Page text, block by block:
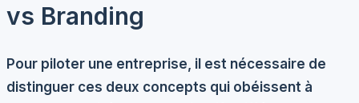
vs Branding
Pour piloter une entreprise, il est nécessaire de
distinguer ces deux concepts qui obéissent à